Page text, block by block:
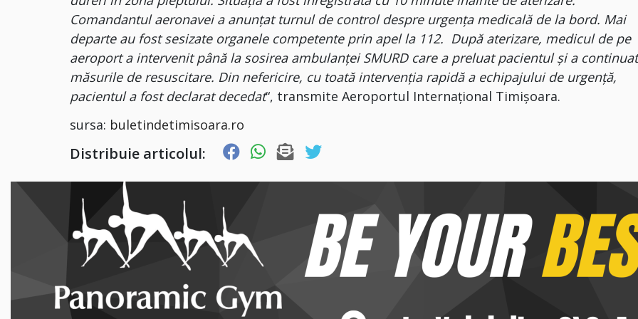
Comandantul aeronavei a anunțat turnul de control despre urgența medicală de la bord. Mai
departe au fost sesizate organele competente prin apel la 112. După aterizare, medicul de pe
aeroport a intervenit până la sosirea ambulanței SMURD care a preluat pacientul și a continuat
măsurile de resuscitare. Din nefericire, cu toată intervenția rapidă a echipajului de urgență,
pacientul a fost declarat decedat“, transmite Aeroportul Internațional Timișoara.
sursa: buletindetimisoara.ro
Distribuie articolul: